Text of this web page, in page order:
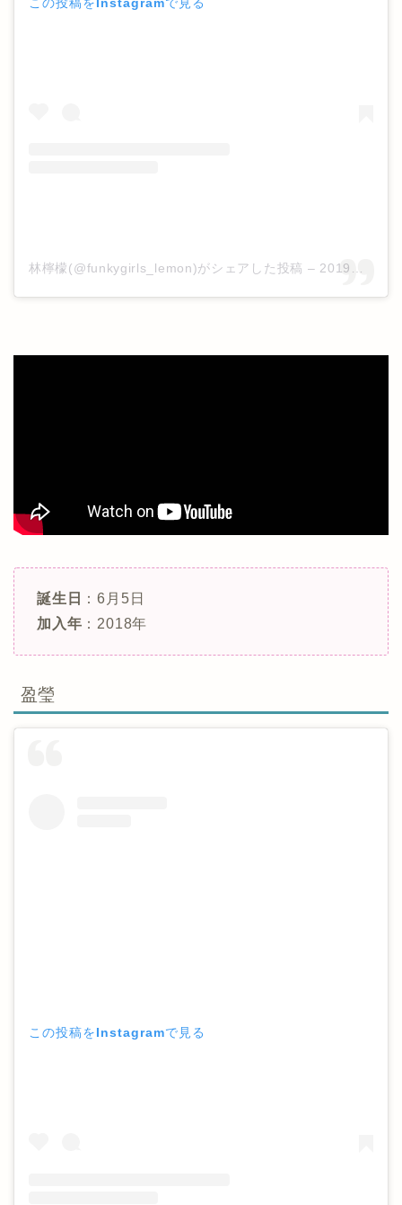
林檸檬(@funkygirls_lemon)がシェアした投稿 – 2019年 7月月11日午前8時20分PDT
誕生日
：6月5日
加入年 ：2018年
盈瑩
この投稿をInstagramで見る